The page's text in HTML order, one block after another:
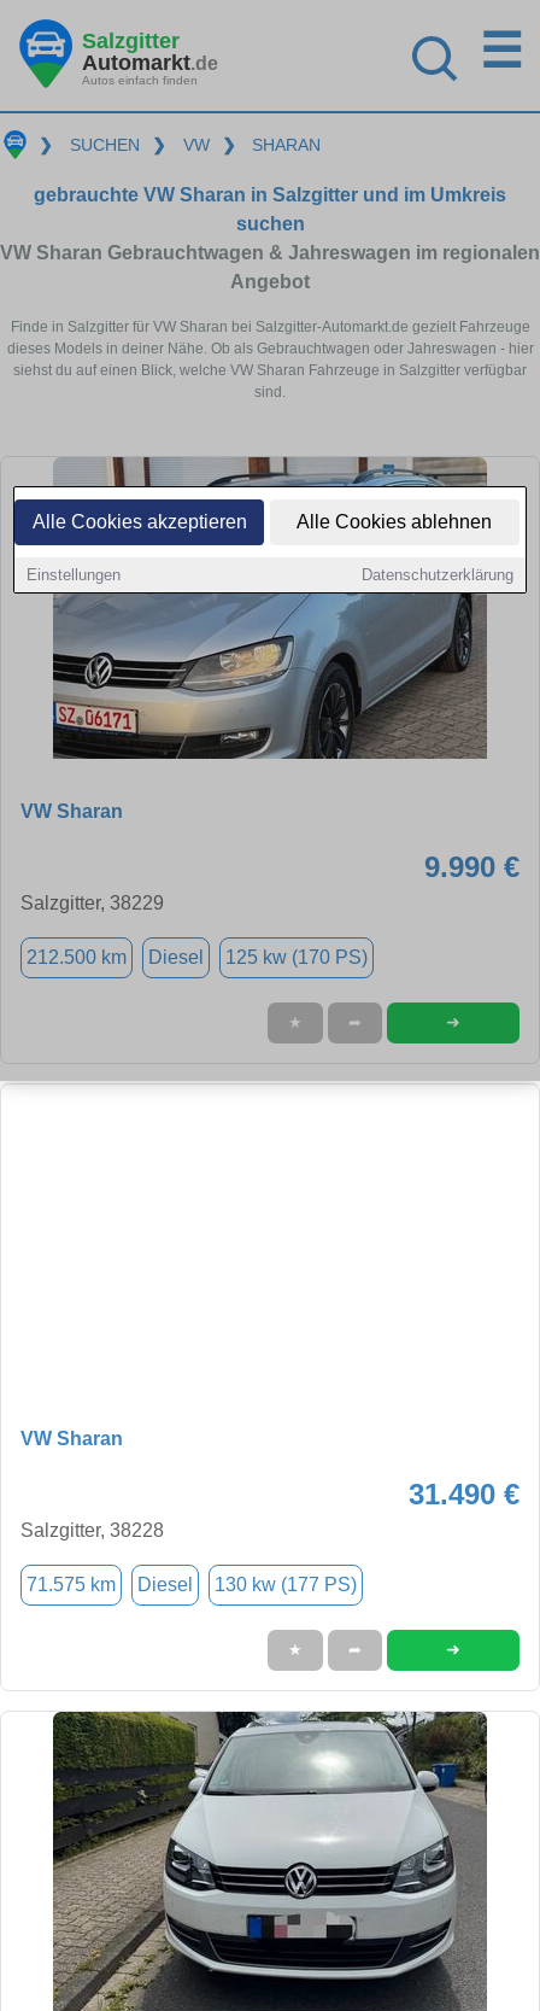
Alle Cookies akzeptieren Alle Cookies ablehnen
Einstellungen Datenschutzerklärung
Salzgitter
Automarkt.de
Autos einfach finden
☰
❯ SUCHEN ❯ VW ❯ SHARAN
gebrauchte VW Sharan in Salzgitter und im Umkreis
suchen
VW Sharan Gebrauchtwagen & Jahreswagen im regionalen
Angebot
Finde in Salzgitter für VW Sharan bei Salzgitter-Automarkt.de gezielt Fahrzeuge
dieses Models in deiner Nähe. Ob als Gebrauchtwagen oder Jahreswagen - hier
siehst du auf einen Blick, welche VW Sharan Fahrzeuge in Salzgitter verfügbar
sind.
VW Sharan
9.990 €
Salzgitter, 38229
212.500 km Diesel 125 kw (170 PS)
★ ➦ ➜
VW Sharan
31.490 €
Salzgitter, 38228
71.575 km Diesel 130 kw (177 PS)
★ ➦ ➜